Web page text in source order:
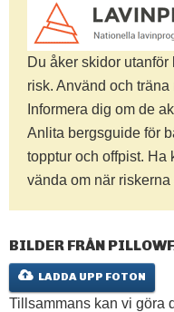
Du åker skidor
risk. Använd och
Informera dig om de
Anlita bergsguide för
topptur och offpist. Ha
vända om när riskerna
BILDER FRÅN
LADDA UPP FOTON
Tillsammans kan vi göra